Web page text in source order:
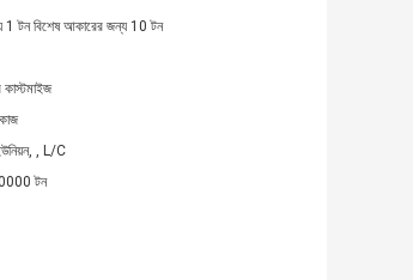
1 টন বিশেষ আকারের জন্য 10 টন
, L/C
টন